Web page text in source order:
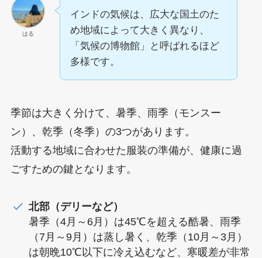
はる
インドの気候は、広大な国土のた
め地域によって大きく異なり、
「気候の博物館」と呼ばれるほど
多様です。
季節は大きく分けて、暑季、雨季（モンスー
ン）、乾季（冬季）の3つがあります。
活動する地域に合わせた服装の準備が、健康に過
ごすための鍵となります。
北部（デリーなど）
暑季（4月～6月）は45℃を超える酷暑、雨季
（7月～9月）は蒸し暑く、乾季（10月～3月）
は朝晩10℃以下に冷え込むなど、寒暖差が非常